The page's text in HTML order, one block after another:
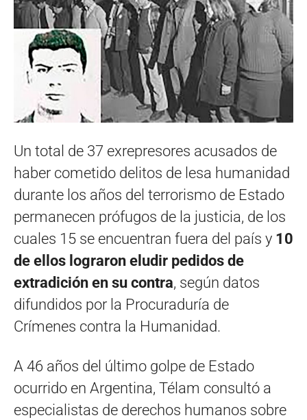
Un total de 37 exrepresores acusados de
haber cometido delitos de lesa humanidad
durante los años del terrorismo de Estado
permanecen prófugos de la justicia, de los
cuales 15 se encuentran fuera del país y 10
de ellos lograron eludir pedidos de
extradición en su contra, según datos
difundidos por la Procuraduría de
Crímenes contra la Humanidad.
A 46 años del último golpe de Estado
ocurrido en Argentina, Télam consultó a
especialistas de derechos humanos sobre